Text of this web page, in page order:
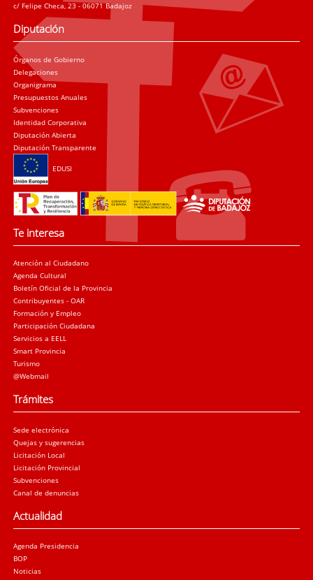
c/ Felipe Checa, 23 - 06071 Badajoz
Diputación
Órganos de Gobierno
Delegaciones
Organigrama
Presupuestos Anuales
Subvenciones
Identidad Corporativa
Diputación Abierta
Diputación Transparente
EDUSI
Te interesa
Atención al Ciudadano
Agenda Cultural
Boletín Oficial de la Provincia
Contribuyentes - OAR
Formación y Empleo
Participación Ciudadana
Servicios a EELL
Smart Provincia
Turismo
@Webmail
Trámites
Sede electrónica
Quejas y sugerencias
Licitación Local
Licitación Provincial
Subvenciones
Canal de denuncias
Actualidad
Agenda Presidencia
BOP
Noticias